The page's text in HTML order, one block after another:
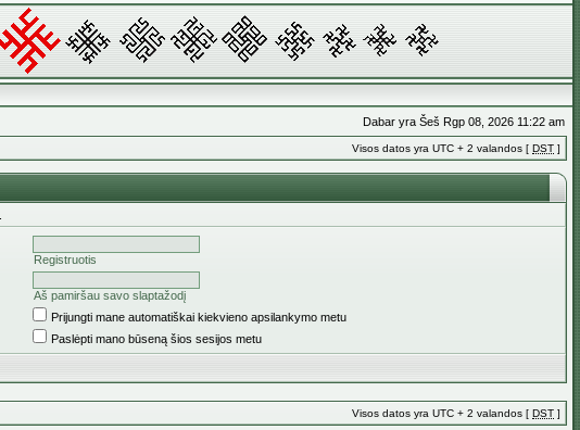
Dabar yra Šeš Rgp 08, 2026 11:22 am
Visos datos yra UTC + 2 valandos [ DST ]
Registruotis
Aš pamiršau savo slaptažodį
Prijungti mane automatiškai kiekvieno apsilankymo metu
Paslėpti mano būseną šios sesijos metu
Visos datos yra UTC + 2 valandos [ DST ]